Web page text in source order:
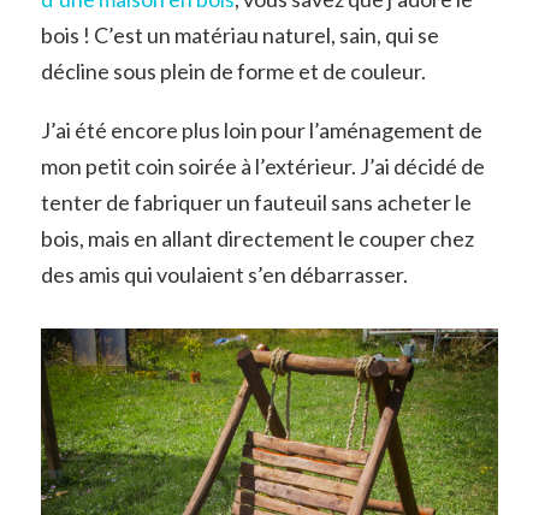
bois ! C’est un matériau naturel, sain, qui se
décline sous plein de forme et de couleur.
J’ai été encore plus loin pour l’aménagement de
mon petit coin soirée à l’extérieur. J’ai décidé de
tenter de fabriquer un fauteuil sans acheter le
bois, mais en allant directement le couper chez
des amis qui voulaient s’en débarrasser.